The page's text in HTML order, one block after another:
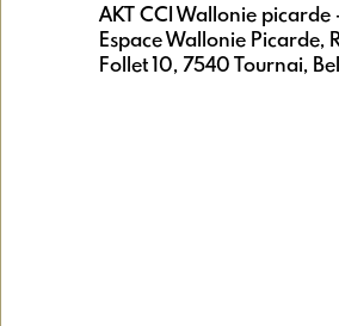
AKT CCI Wallonie picarde
Espace Wallonie Picarde,
Follet 10, 7540 Tournai,